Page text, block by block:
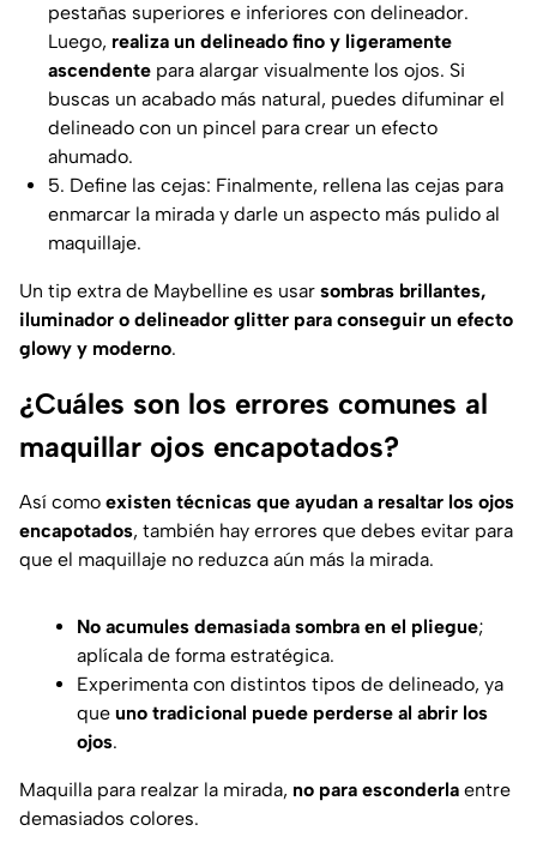
pestañas superiores e inferiores con delineador.
Luego, realiza un delineado fino y ligeramente
ascendente para alargar visualmente los ojos. Si
buscas un acabado más natural, puedes difuminar el
delineado con un pincel para crear un efecto
ahumado.
5. Define las cejas: Finalmente, rellena las cejas para
enmarcar la mirada y darle un aspecto más pulido al
maquillaje.
Un tip extra de Maybelline es usar sombras brillantes,
iluminador o delineador glitter para conseguir un efecto
glowy y moderno.
¿Cuáles son los errores comunes al
maquillar ojos encapotados?
Así como existen técnicas que ayudan a resaltar los ojos
encapotados, también hay errores que debes evitar para
que el maquillaje no reduzca aún más la mirada.
No acumules demasiada sombra en el pliegue;
aplícala de forma estratégica.
Experimenta con distintos tipos de delineado, ya
que uno tradicional puede perderse al abrir los
ojos.
Maquilla para realzar la mirada, no para esconderla entre
demasiados colores.